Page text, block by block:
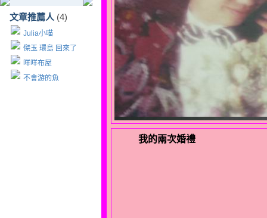
文章推薦人 (4)
Julia小喵
傑玉 環島 回來了
咩咩布屋
不會游的魚
我的兩次婚禮